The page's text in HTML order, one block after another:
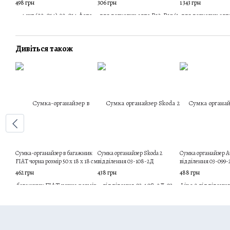
498 грн
306 грн
1 343 грн
Дивіться також
Сумка-органайзер в багажник
FIAT чорна розмір 50 х 18 х 18 см
462 грн
Сумка органайзер Skoda 2
відділення 03-108-2Д
438 грн
Сумка органайзер
відділення 03-
488 грн